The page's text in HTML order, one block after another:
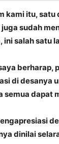
kami itu,
sudah
ini salah satu
di desanya
semua dapat
dinilai